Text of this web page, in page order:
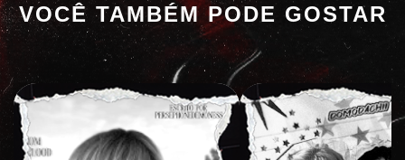
VOCÊ TAMBÉM PODE GOSTAR